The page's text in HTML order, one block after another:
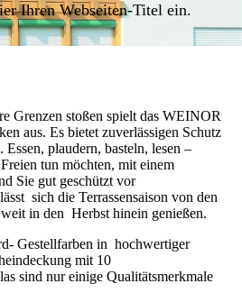
Ihren Webseiten-Titel ein.
Grenzen stoßen spielt das WEINOR
aus. Es bietet zuverlässigen Schutz
plaudern, basteln, lesen –
tun möchten, mit einem
Sie gut geschützt vor
sich die Terrassensaison von den
in den Herbst hinein genießen.
Gestellfarben in hochwertiger
mit 10
sind nur einige Qualitätsmerkmale